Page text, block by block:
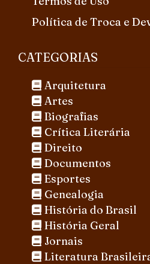
Política de Troca e
CATEGORIAS
Arquitetura
Artes
Biografias
Crítica Literária
Direito
Documentos
Esportes
Genealogia
História do Brasil
História Geral
Jornais
Literatura